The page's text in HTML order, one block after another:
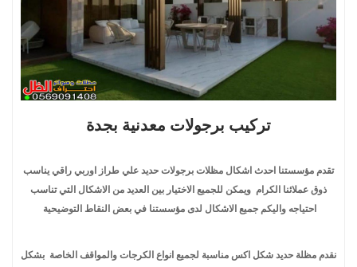
تركيب برجولات معدنية بجدة
تقدم مؤسستنا احدث اشكال مظلات برجولات حديد علي طراز اوربي راقي يناسب
ذوق عملائنا الكرام ويمكن للجميع الاختيار بين العديد من الاشكال التي تناسب
احتياجه واليكم جميع الاشكال لدى مؤسستنا في بعض النقاط التوضيحية
نقدم مظلة حديد شكل اكس مناسبة لجميع انواع الكرجات والمواقف الخاصة بشكل